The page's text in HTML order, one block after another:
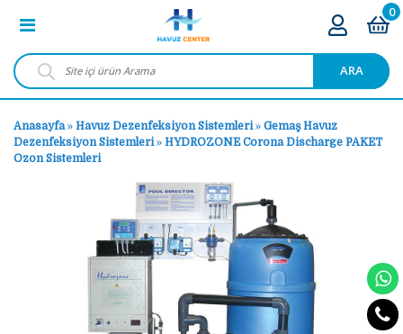
ARA
0
Anasayfa» Havuz Dezenfeksiyon Sistemleri» Gemaş Havuz
Dezenfeksiyon Sistemleri» HYDROZONE Corona Discharge PAKET
Ozon Sistemleri